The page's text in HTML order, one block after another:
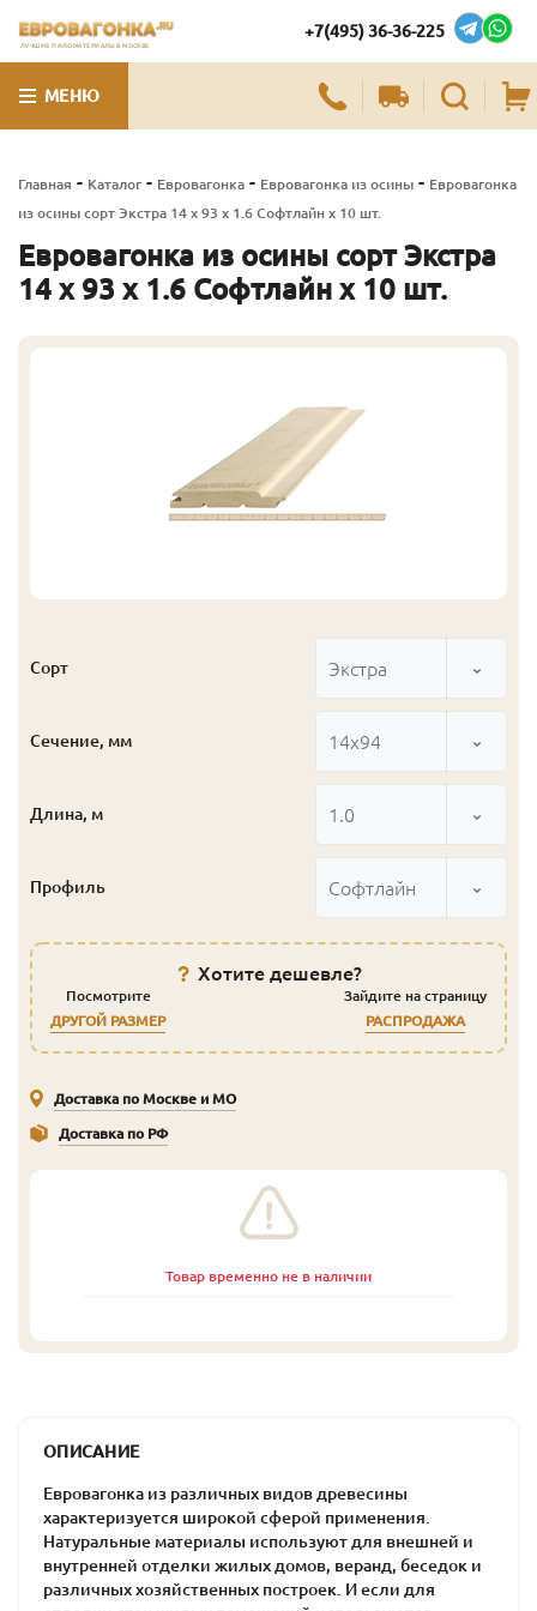
ЛУЧШИЕ ПИЛОМАТЕРИАЛЫ В МОСКВЕ
+7(495) 36-36-225
МЕНЮ
Главная - Каталог - Евровагонка - Евровагонка из осины - Евровагонка
из осины сорт Экстра 14 x 93 x 1.6 Софтлайн x 10 шт.
Евровагонка из осины сорт Экстра
14 x 93 x 1.6 Софтлайн x 10 шт.
Сорт Экстра
Сечение, мм 14x94
Длина, м 1.0
Профиль Софтлайн
Хотите дешевле?
Посмотрите
ДРУГОЙ РАЗМЕР
Зайдите на страницу
РАСПРОДАЖА
Доставка по Москве и МО
Доставка по РФ
Товар временно не в наличии
ОПИСАНИЕ
Евровагонка из различных видов древесины
характеризуется широкой сферой применения.
Натуральные материалы используют для внешней и
внутренней отделки жилых домов, веранд, беседок и
различных хозяйственных построек. И если для